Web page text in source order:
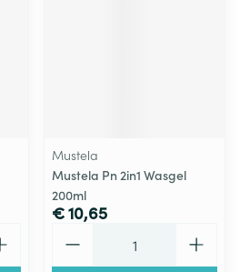
Mustela
Mustela Pn 2in1 Wasgel
200ml
€ 10,65